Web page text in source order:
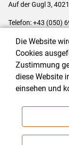
Auf der Gugl 3,
Telefon: +43 (050)
Impressum|
Barrierefreiheit |
NEWSLETTER
Die Website
Cookies
Zustimmung
diese Website
einsehen und